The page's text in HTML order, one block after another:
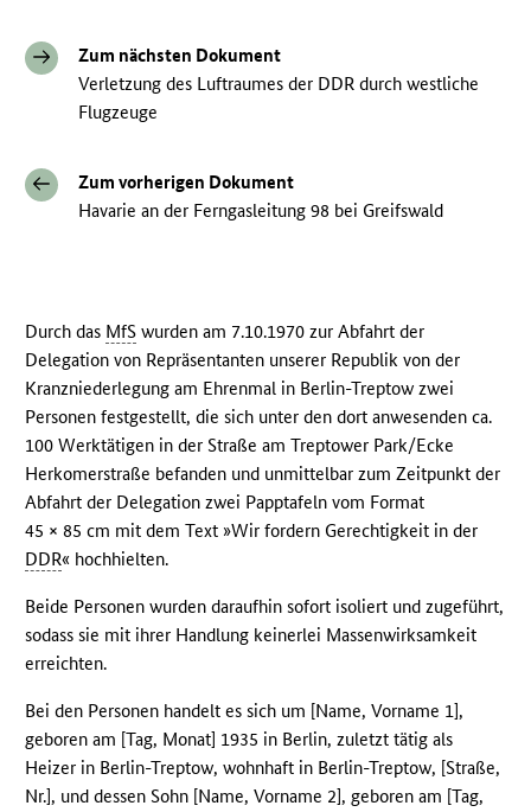
Zum nächsten Dokument
Verletzung des Luftraumes der DDR durch westliche
Flugzeuge
Zum vorherigen Dokument
Havarie an der Ferngasleitung 98 bei Greifswald
Durch das MfS wurden am 7.10.1970 zur Abfahrt der
Delegation von Repräsentanten unserer Republik von der
Kranzniederlegung am Ehrenmal in Berlin-Treptow zwei
Personen festgestellt, die sich unter den dort anwesenden ca.
100 Werktätigen in der Straße am Treptower Park/Ecke
Herkomerstraße befanden und unmittelbar zum Zeitpunkt der
Abfahrt der Delegation zwei Papptafeln vom Format
45 × 85 cm mit dem Text »Wir fordern Gerechtigkeit in der
DDR« hochhielten.
Beide Personen wurden daraufhin sofort isoliert und zugeführt,
sodass sie mit ihrer Handlung keinerlei Massenwirksamkeit
erreichten.
Bei den Personen handelt es sich um [Name, Vorname 1],
geboren am [Tag, Monat] 1935 in Berlin, zuletzt tätig als
Heizer in Berlin-Treptow, wohnhaft in Berlin-Treptow, [Straße,
Nr.], und dessen Sohn [Name, Vorname 2], geboren am [Tag,